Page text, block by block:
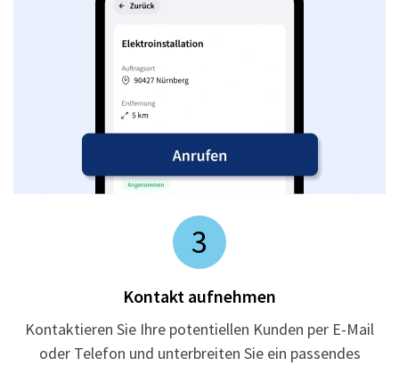
3
Kontakt aufnehmen
Kontaktieren Sie Ihre potentiellen Kunden per E-Mail
oder Telefon und unterbreiten Sie ein passendes